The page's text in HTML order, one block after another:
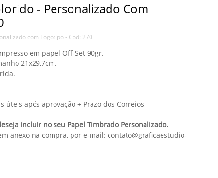
- Personalizado Com
com Logotipo - Cod: 270
em papel Off-Set 90gr.
21x29,7cm.
úteis após aprovação + Prazo dos Correios.
incluir no seu Papel Timbrado Personalizado.
anexo na compra, por e-mail: contato@graficaestudio-